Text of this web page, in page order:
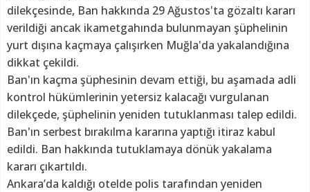
dilekçesinde, Ban hakkında 29 Ağustos'ta gözaltı kararı
verildiği ancak ikametgahında bulunmayan şüphelinin
yurt dışına kaçmaya çalışırken Muğla'da yakalandığına
dikkat çekildi.
Ban'ın kaçma şüphesinin devam ettiği, bu aşamada adli
kontrol hükümlerinin yetersiz kalacağı vurgulanan
dilekçede, şüphelinin yeniden tutuklanması talep edildi.
Ban'ın serbest bırakılma kararına yaptığı itiraz kabul
edildi. Ban hakkında tutuklamaya dönük yakalama
kararı çıkartıldı.
Ankara’da kaldığı otelde polis tarafından yeniden